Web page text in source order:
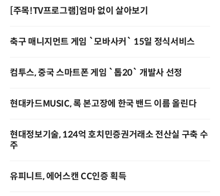
[주목!TV프로그램]엄마 없이 살아보기
축구 매니지먼트 게임 `모바사커` 15일 정식서비스
컴투스, 중국 스마트폰 게임 `톱20` 개발사 선정
현대카드MUSIC, 록 본고장에 한국 밴드 이름 올린다
현대정보기술, 124억 호치민증권거래소 전산실 구축 수
주
유피니트, 에어스캔 CC인증 획득